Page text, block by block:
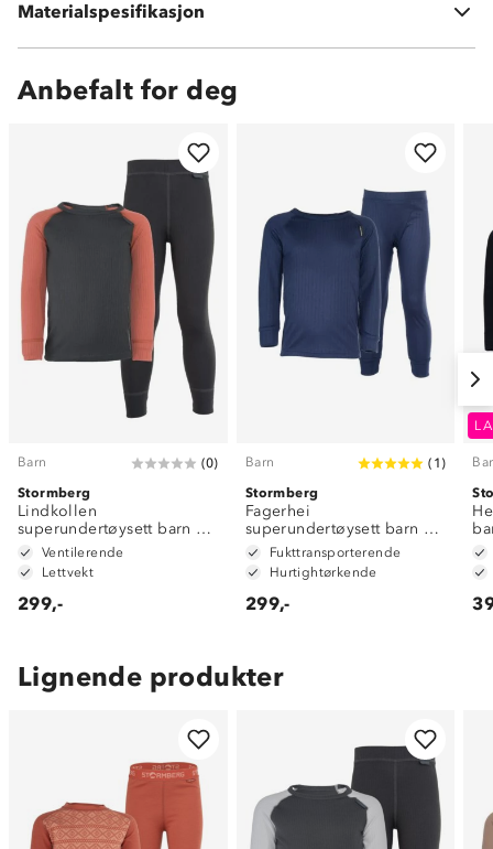
Materialspesifikasjon
5 % spandex
Anbefalt for deg
Barn (0)
Stormberg
Lindkollen
superundertøysett barn 1-
7
Ventilerende
Lettvekt
299,-
Barn ( 1 )
Stormberg
Fagerhei
superundertøysett barn 1-
7
Fukttransporterende
Hurtightørkende
299,-
Lignende produkter